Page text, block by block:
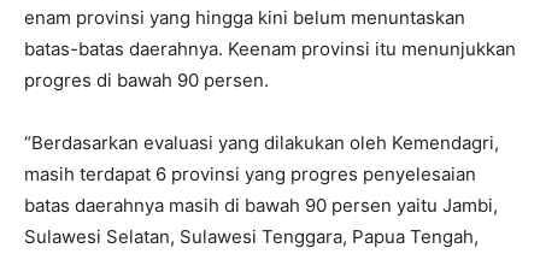
enam provinsi yang hingga kini belum menuntaskan
batas-batas daerahnya. Keenam provinsi itu menunjukkan
progres di bawah 90 persen.
“Berdasarkan evaluasi yang dilakukan oleh Kemendagri,
masih terdapat 6 provinsi yang progres penyelesaian
batas daerahnya masih di bawah 90 persen yaitu Jambi,
Sulawesi Selatan, Sulawesi Tenggara, Papua Tengah,